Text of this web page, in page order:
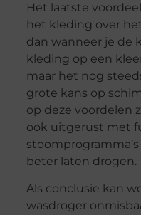
Het laatste
het kleding over
dan wanneer je de
kleding op een
maar het nog
grote kans op
op deze voordelen
ook uitgerust met
beter laten drogen.
Als conclusie kan
wasdroger